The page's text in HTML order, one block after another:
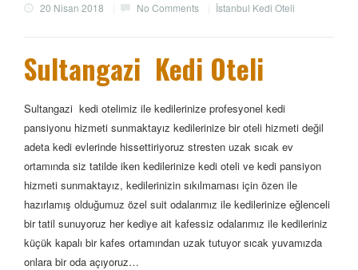
20 Nisan 2018 No Comments İstanbul Kedi Oteli
Sultangazi Kedi Oteli
Sultangazi kedi otelimiz ile kedilerinize profesyonel kedi
pansiyonu hizmeti sunmaktayız kedilerinize bir oteli hizmeti değil
adeta kedi evlerinde hissettiriyoruz stresten uzak sıcak ev
ortamında siz tatilde iken kedilerinize kedi oteli ve kedi pansiyon
hizmeti sunmaktayız, kedilerinizin sıkılmaması için özen ile
hazırlamış olduğumuz özel suit odalarımız ile kedilerinize eğlenceli
bir tatil sunuyoruz her kediye ait kafessiz odalarımız ile kedileriniz
küçük kapalı bir kafes ortamından uzak tutuyor sıcak yuvamızda
onlara bir oda açıyoruz…